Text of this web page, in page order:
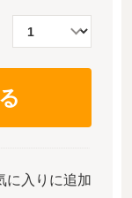
に入りに追加